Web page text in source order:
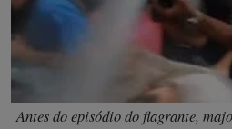
Antes do episódio do flagrante,